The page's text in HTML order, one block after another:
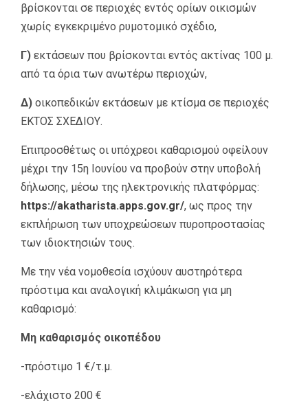
βρίσκονται σε περιοχές εντός ορίων οικισμών
χωρίς εγκεκριμένο ρυμοτομικό σχέδιο,
Γ) εκτάσεων που βρίσκονται εντός ακτίνας 100 μ.
από τα όρια των ανωτέρω περιοχών,
Δ) οικοπεδικών εκτάσεων με κτίσμα σε περιοχές
ΕΚΤΟΣ ΣΧΕΔΙΟΥ.
Επιπροσθέτως οι υπόχρεοι καθαρισμού οφείλουν
μέχρι την 15η Ιουνίου να προβούν στην υποβολή
δήλωσης, μέσω της ηλεκτρονικής πλατφόρμας:
https://akatharista.apps.gov.gr/, ως προς την
εκπλήρωση των υποχρεώσεων πυροπροστασίας
των ιδιοκτησιών τους.
Με την νέα νομοθεσία ισχύουν αυστηρότερα
πρόστιμα και αναλογική κλιμάκωση για μη
καθαρισμό:
Μη καθαρισμός οικοπέδου
-πρόστιμο 1 €/τ.μ.
-ελάχιστο 200 €